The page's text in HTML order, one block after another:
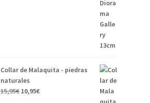
Collar de Malaquita - piedras
naturales
15,95€ 10,95€